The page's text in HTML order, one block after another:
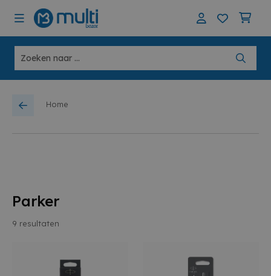
Home
Parker
9 resultaten